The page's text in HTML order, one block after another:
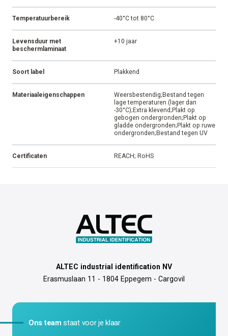
Temperatuurbereik -40°C tot 80°C
Levensduur met
beschermlaminaat
+10 jaar
Soort label Plakkend
Materiaaleigenschappen
Weersbestendig;Bestand tegen
lage temperaturen (lager dan
-30°C);Extra klevend;Plakt op
gebogen ondergronden;Plakt op
gladde ondergronden;Plakt op ruwe
ondergronden;Bestand tegen UV
Certificaten REACH; RoHS
ALTEC industrial identification NV
Erasmuslaan 11 - 1804 Eppegem - Cargovil
Ons team staat voor je klaar